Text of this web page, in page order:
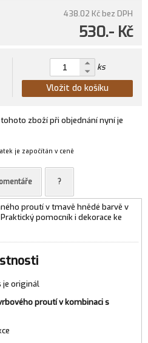
438.02 Kčbez DPH
530.- Kč
ks
Vložit do košíku
zboží při objednání nyní je
je započítán v ceně
?
proutí v tmavě hnědé barvě v
pomocník i dekorace ke
je originál
proutí v kombinaci s